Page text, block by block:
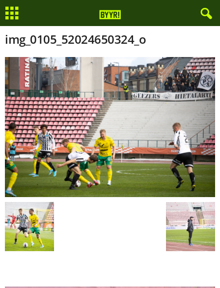
img_0105_52024650324_o